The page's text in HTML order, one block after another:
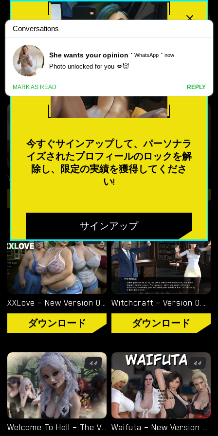
最高評価
人気のある
新しい
ポ
フリーセックスシミュレーター
無料エロゲーム
限定ゲーム
OVERWATCH WEEKEND FUCK
OVERWATCH SCHOOL DAYS
RESIDENT EVIL NET ADVENTURE
ベストチョイス
ゲイポルノゲーム
ポ
MACOS対応ポルノゲームをダ
ウンロード🍏
Yes, We Are – New Version 4 [TeamOfOne] XXX Files – Xenia – Version 1.0 (Full Game) [FutaDomWorld]
4
XXLove – New Version 0.8 [CHAIXAS-GAMES]
ダウンロード
4.6
Witchcraft – Version 0.9.8p – Added Android Port [Red Silhouette]
ダウンロード
4.4
Welcome To Hell – The Vampire Chronicles – New Version 0.1.0 Remastered [NoobPRO Games]
4.4
Waifuta – New Version 0.6 [Tiltproofno]
今すぐサインアップして、パーソナラ
イズされたプロフィールのロックを解
除し、限定の実績を獲得してくださ
い!
サインアップ